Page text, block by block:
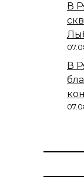
В
В